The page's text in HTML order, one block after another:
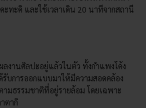
ทะคิ และใช้เวลาเดิน 20 นาทีจากสถานี
ลงานศิลปะอยู่แล้วในตัว ทั้งกำแพงโค้ง
รับการออกแบบมาให้มีความสอดคล้อง
มธรรมชาติที่อยู่รายล้อม โดยเฉพาะ
ตากิ